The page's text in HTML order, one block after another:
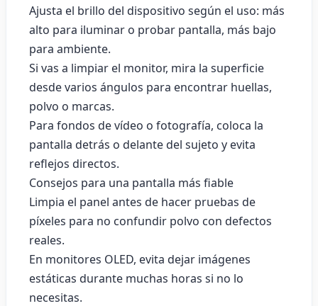
Ajusta el brillo del dispositivo según el uso: más
alto para iluminar o probar pantalla, más bajo
para ambiente.
Si vas a limpiar el monitor, mira la superficie
desde varios ángulos para encontrar huellas,
polvo o marcas.
Para fondos de vídeo o fotografía, coloca la
pantalla detrás o delante del sujeto y evita
reflejos directos.
Consejos para una pantalla más fiable
Limpia el panel antes de hacer pruebas de
píxeles para no confundir polvo con defectos
reales.
En monitores OLED, evita dejar imágenes
estáticas durante muchas horas si no lo
necesitas.